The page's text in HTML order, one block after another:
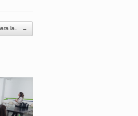
la… →